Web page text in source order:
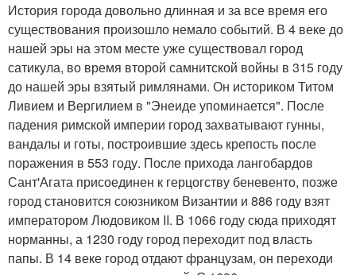
История города довольно длинная и за все время его
существования произошло немало событий. В 4 веке до
нашей эры на этом месте уже существовал город
сатикула, во время второй самнитской войны в 315 году
до нашей эры взятый римлянами. Он историком Титом
Ливием и Вергилием в "Энеиде упоминается". После
падения римской империи город захватывают гунны,
вандалы и готы, построившие здесь крепость после
поражения в 553 году. После прихода лангобардов
Сант'Агата присоединен к герцогству беневенто, позже
город становится союзником Византии и 886 году взят
императором Людовиком II. В 1066 году сюда приходят
норманны, а 1230 году город переходит под власть
папы. В 14 веке город отдают французам, он переходи